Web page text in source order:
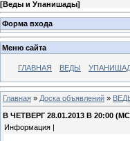
[Веды и Упанишады]
Форма входа
Меню сайта
ГЛАВНАЯ ВЕДЫ
Главная » Доска объявлений »
В ЧЕТВЕРГ 28.01.2013 В
Информация |